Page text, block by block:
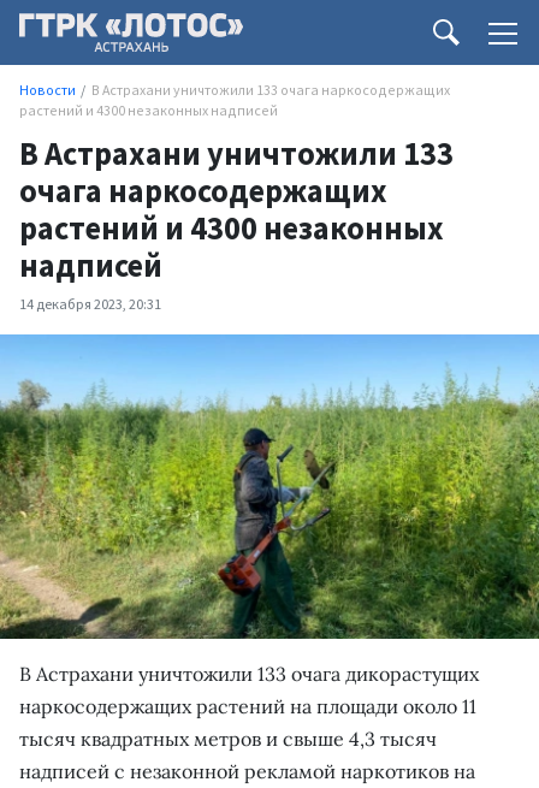
Новости
В Астрахани уничтожили 133 очага наркосодержащих
растений и 4300 незаконных надписей
В Астрахани уничтожили 133
очага наркосодержащих
растений и 4300 незаконных
надписей
14 декабря 2023, 20:31
В Астрахани уничтожили 133 очага дикорастущих
наркосодержащих растений на площади около 11
тысяч квадратных метров и свыше 4,3 тысяч
надписей с незаконной рекламой наркотиков на